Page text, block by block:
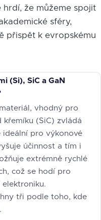
hrdí, že můžeme spojit
sféry,
přispět k evropskému
(Si), SiC a GaN
vhodný pro
křemíku (SiC) zvládá
ideální pro výkonové
účinnost a tím i
extrémně rychlé
což se hodí pro
tři podle toho, kde